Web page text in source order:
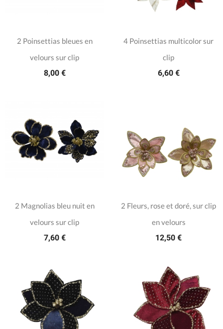
2 Poinsettias bleues en
velours sur clip
8,00 €
4 Poinsettias multicolor sur
clip
6,60 €
2 Magnolias bleu nuit en
velours sur clip
7,60 €
2 Fleurs, rose et doré, sur clip
en velours
12,50 €